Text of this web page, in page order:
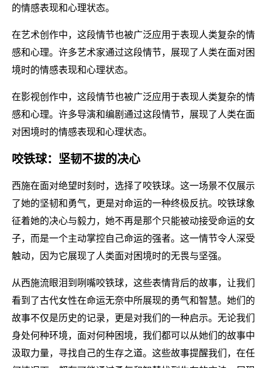
的情感表现和心理状态。
在艺术创作中，这段情节也被广泛应用于表现人类复杂的情
感和心理。许多艺术家通过这段情节，展现了人类在面对困
境时的情感表现和心理状态。
在影视创作中，这段情节也被广泛应用于表现人类复杂的情
感和心理。许多导演和编剧通过这段情节，展现了人类在面
对困境时的情感表现和心理状态。
咬铁球：坚韧不拔的决心
西施在面对绝望时刻时，选择了咬铁球。这一场景不仅展示
了她的坚韧和勇气，更是对命运的一种终极反抗。咬铁球象
征着她的决心与毅力，她不再是那个只能被动接受命运的女
子，而是一个主动掌控自己命运的强者。这一情节令人深受
触动，因为它展现了人类面对困境时的无畏与坚强。
从西施流眼泪到咧嘴咬铁球，这些表情背后的故事，让我们
看到了古代女性在命运无奈中所展现的勇气和智慧。她们的
故事不仅是历史的记录，更是对我们的一种启示。无论我们
身处何种环境，面对何种困境，我们都可以从她们的故事中
汲取力量，寻找自己的生存之道。这些故事提醒我们，在任